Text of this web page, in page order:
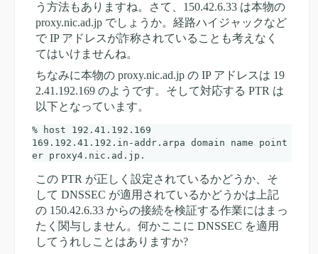
う方法もありますね。さて、150.42.6.33 は本物の
proxy.nic.ad.jp でしょうか。経路ハイジャックなど
で IP アドレスが詐称されていることも考えなく
てはいけませんね。
ちなみに本物の proxy.nic.ad.jp の IP アドレスは 19
2.41.192.169 のようです。そして対応する PTR は
以下となっています。
% host 192.41.192.169
169.192.41.192.in-addr.arpa domain name point
この PTR が正しく設定されているかどうか、そ
して DNSSEC が適用されているかどうかは上記
の 150.42.6.33 からの接続を検証する作業にはまっ
たく関与しません。何かここに DNSSEC を適用
してうれしことはありますか?